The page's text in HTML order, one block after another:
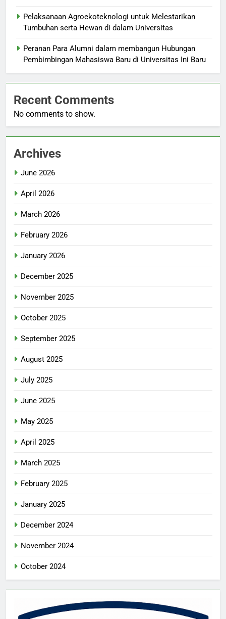
Pelaksanaan Agroekoteknologi untuk Melestarikan
Tumbuhan serta Hewan di dalam Universitas
Peranan Para Alumni dalam membangun Hubungan
Pembimbingan Mahasiswa Baru di Universitas Ini Baru
Recent Comments
No comments to show.
Archives
June 2026
April 2026
March 2026
February 2026
January 2026
December 2025
November 2025
October 2025
September 2025
August 2025
July 2025
June 2025
May 2025
April 2025
March 2025
February 2025
January 2025
December 2024
November 2024
October 2024